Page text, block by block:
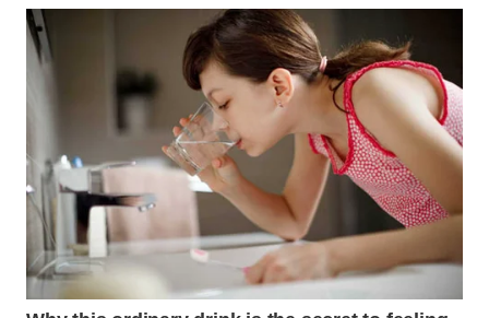
WN
SUBANG
WN
PURWAKARTA
WN
PRIANGAN
TIMUR